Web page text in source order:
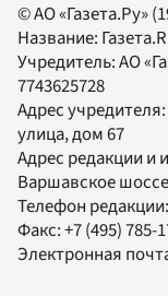
© АО «Газета.Ру»
Название:
Учредитель:АО
7743625728
Адрес
улица, дом 67
Адрес редакции и
Варшавское
Телефон редакции:
Факс:+7 (495) 785-
Электронная